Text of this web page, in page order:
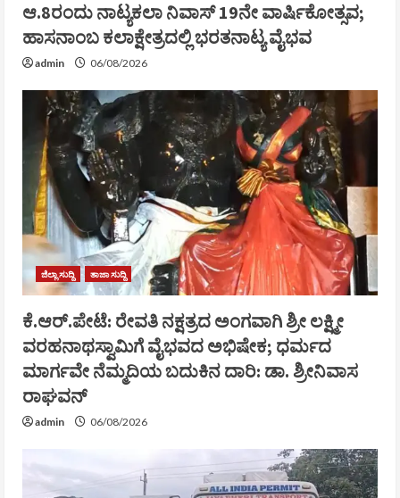
ಆ.8ರಂದು ನಾಟ್ಯಕಲಾ ನಿವಾಸ್ 19ನೇ ವಾರ್ಷಿಕೋತ್ಸವ;
ಹಾಸನಾಂಬ ಕಲಾಕ್ಷೇತ್ರದಲ್ಲಿ ಭರತನಾಟ್ಯ ವೈಭವ
admin 06/08/2026
ಜಿಲ್ಲಾ ಸುದ್ದಿ ತಾಜಾ ಸುದ್ದಿ
ಕೆ.ಆರ್.ಪೇಟೆ: ರೇವತಿ ನಕ್ಷತ್ರದ ಅಂಗವಾಗಿ ಶ್ರೀ ಲಕ್ಷ್ಮೀ
ವರಹನಾಥಸ್ವಾಮಿಗೆ ವೈಭವದ ಅಭಿಷೇಕ; ಧರ್ಮದ
ಮಾರ್ಗವೇ ನೆಮ್ಮದಿಯ ಬದುಕಿನ ದಾರಿ: ಡಾ. ಶ್ರೀನಿವಾಸ
ರಾಘವನ್
admin 06/08/2026